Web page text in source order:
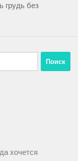
грудь без
хочется